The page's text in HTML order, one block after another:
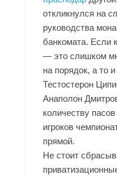
откликнулся на
руководства
банкомата. Если
— это слишком
на порядок, а то
Тестостерон
Анаполон
количеству
игроков
прямой.
Не стоит